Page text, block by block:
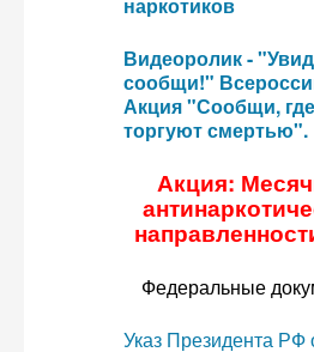
Видеоролик -
сообщи!"
Акция "Сообщи, где
торгуют смертью".
Акция:
Федеральные
Указ Президента РФ